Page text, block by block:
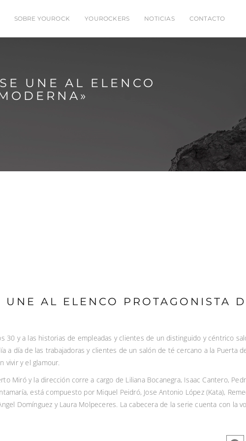
SOBRE YOUROCK YOUROCKERS NOTICIAS CONTACTO
UNE AL ELENCO
AL ELENCO PROTAGONISTA
30 y a las historias de empleadas y clientes de un distinguido y céntrico
a día de las trabajadoras y clientes de un salón de té cercano a la Puerta
vivir y el glamour.
Miró y la dirección corre a cargo de Liliana Bocanegra, Isaac Cantero,
está compuesto por Miquel Peidró, Jose Antonio López (Kata),
Domínguez y Laura Molpeceres. La cabecera de la serie cuenta con la